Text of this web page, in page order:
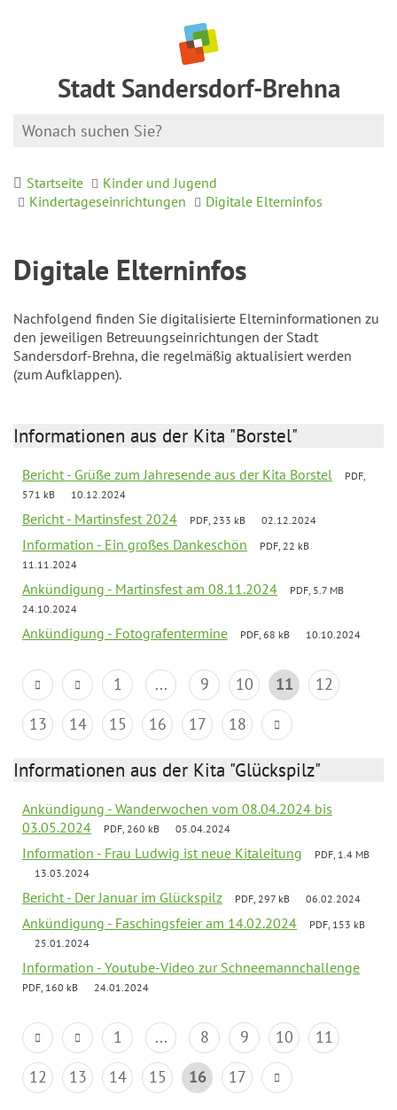
Stadt Sandersdorf-Brehna
Startseite
Kinder und Jugend
Kindertageseinrichtungen
Digitale Elterninfos
Digitale Elterninfos
Nachfolgend finden Sie digitalisierte Elterninformationen zu
den jeweiligen Betreuungseinrichtungen der Stadt
Sandersdorf-Brehna, die regelmäßig aktualisiert werden
(zum Aufklappen).
Informationen aus der Kita "Borstel"
Bericht - Grüße zum Jahresende aus der Kita Borstel
PDF,
571 kB
10.12.2024
Bericht - Martinsfest 2024 PDF, 233 kB 02.12.2024
Information - Ein großes Dankeschön
PDF, 22 kB
11.11.2024
Ankündigung - Martinsfest am 08.11.2024
PDF, 5.7 MB
24.10.2024
Ankündigung - Fotografentermine PDF, 68 kB 10.10.2024
1 ... 9 10 11
12
13
14 15 16 17 18
Informationen aus der Kita "Glückspilz"
Ankündigung - Wanderwochen vom 08.04.2024 bis
03.05.2024
PDF, 260 kB 05.04.2024
Information - Frau Ludwig ist neue Kitaleitung
PDF, 1.4 MB
13.03.2024
Bericht - Der Januar im Glückspilz PDF, 297 kB 06.02.2024
Ankündigung - Faschingsfeier am 14.02.2024
PDF, 153 kB
25.01.2024
Information - Youtube-Video zur Schneemannchallenge
PDF, 160 kB 24.01.2024
1 ... 8 9 10
11
12
13 14 15 16 17